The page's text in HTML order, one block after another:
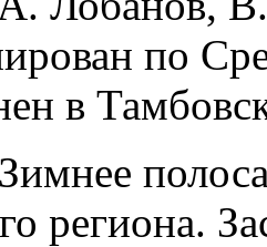
по
в
региона.